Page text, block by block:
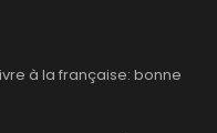
à la française: bonne